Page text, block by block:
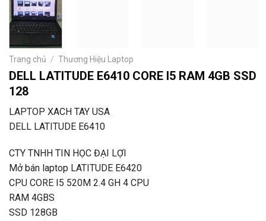
Trang chủ / Thương Hiệu Laptop
DELL LATITUDE E6410 CORE I5 RAM 4GB SSD
128
LAPTOP XACH TAY USA
DELL LATITUDE E6410
CTY TNHH TIN HỌC ĐẠI LỢI
Mở bán laptop LATITUDE E6420
CPU CORE I5 520M 2.4 GH 4 CPU
RAM 4GBS
SSD 128GB